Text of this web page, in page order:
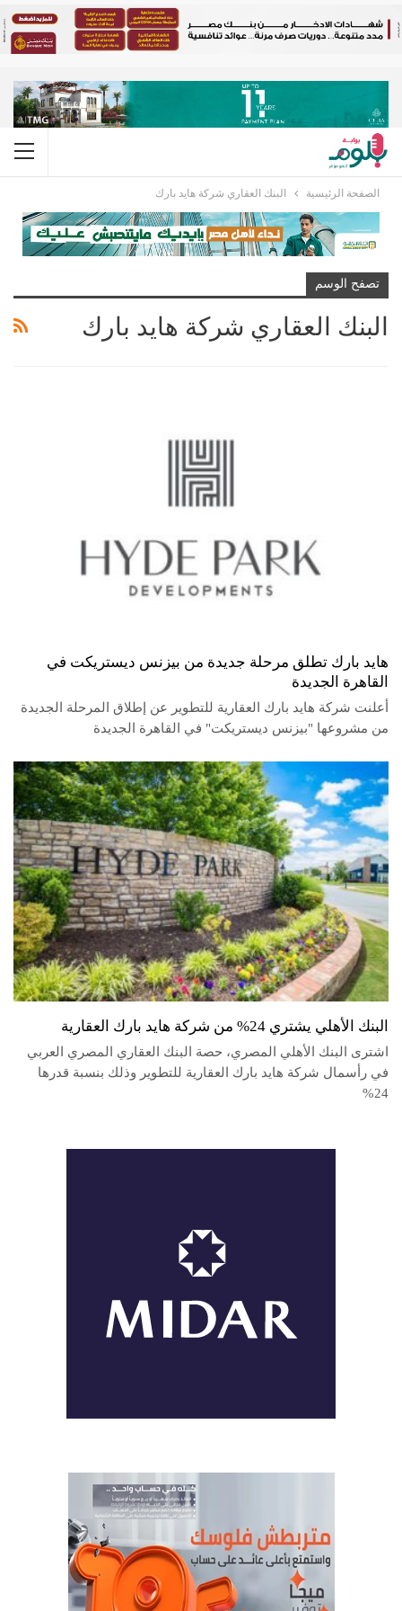
الصفحة الرئيسية البنك العقاري شركة هايد بارك
تصفح الوسم
البنك العقاري شركة هايد بارك
هايد بارك تطلق مرحلة جديدة من بيزنس ديستريكت في
القاهرة الجديدة
أعلنت شركة هايد بارك العقارية للتطوير عن إطلاق المرحلة الجديدة
من مشروعها "بيزنس ديستريكت" في القاهرة الجديدة
البنك الأهلي يشتري 24% من شركة هايد بارك العقارية
اشترى البنك الأهلي المصري، حصة البنك العقاري المصري العربي
في رأسمال شركة هايد بارك العقارية للتطوير وذلك بنسبة قدرها
24%